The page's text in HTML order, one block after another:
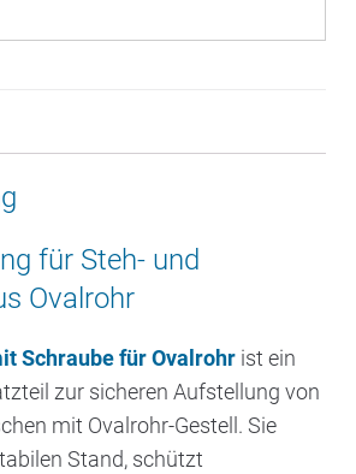
für Steh- und
Ovalrohr
Schraube für Ovalrohr ist ein
zur sicheren Aufstellung von
mit Ovalrohr-Gestell. Sie
Stand, schützt